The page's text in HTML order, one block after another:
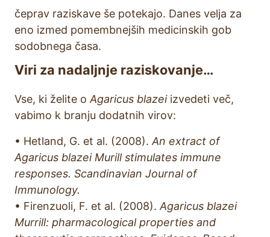
čeprav raziskave še potekajo. Danes velja za
eno izmed pomembnejših medicinskih gob
sodobnega časa.
Viri za nadaljnje raziskovanje…
Vse, ki želite o Agaricus blazei izvedeti več,
vabimo k branju dodatnih virov:
• Hetland, G. et al. (2008). An extract of
Agaricus blazei Murill stimulates immune
responses. Scandinavian Journal of
Immunology.
• Firenzuoli, F. et al. (2008). Agaricus blazei
Murrill: pharmacological properties and